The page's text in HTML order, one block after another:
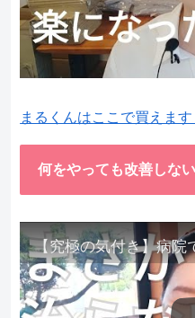
まるくんはここで買えます
何をやっても改善しな